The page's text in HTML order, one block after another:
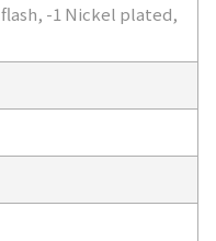
-1 Nickel plated,